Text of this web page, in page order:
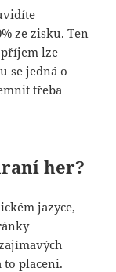
ze zisku. Ten
lze
se jedná o
třeba
her?
jazyce,
to placeni.